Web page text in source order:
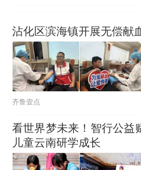
沾化区滨海镇开展无偿献
齐鲁壹点
看世界梦未来！智行公益
儿童云南研学成长